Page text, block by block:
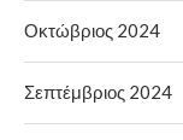
Οκτώβριος 2024
Σεπτέμβριος 2024